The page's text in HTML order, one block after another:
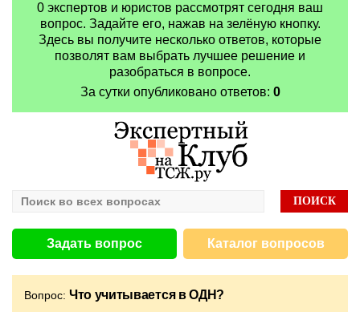
0 экспертов и юристов рассмотрят сегодня ваш
вопрос. Задайте его, нажав на зелёную кнопку.
Здесь вы получите несколько ответов, которые
позволят вам выбрать лучшее решение и
разобраться в вопросе.
За сутки опубликовано ответов: 0
Задать вопрос Каталог вопросов
Вопрос: Что учитывается в ОДН?